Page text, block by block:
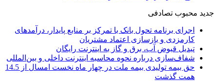
جدید محبوب تصادفی
اجرای برنامه تحول بانک با تمرکز بر منابع پایدار، درآمدهای
کارمزدی و بازسازی اعتماد مشتریان
تبدیل قبوض آب، برق و گاز به اینترنت رایگان
شفاف‌سازی درباره نحوه محاسبه اینترنت داخلی و بین‌المللی
حق بیمه تولیدی بیمه ملت در چهار ماه نخست امسال از 14.5
همت گذشت